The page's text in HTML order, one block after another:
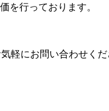
を行っております。
軽にお問い合わせくだ